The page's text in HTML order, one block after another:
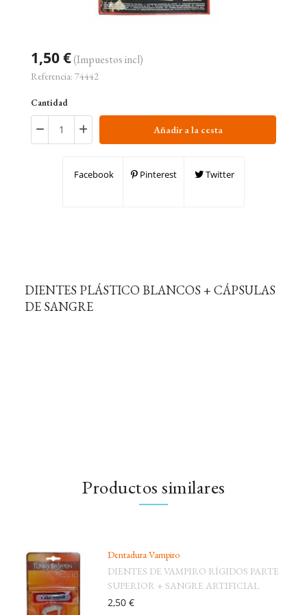
1,50 €(Impuestos incl)
Referencia: 74442
Cantidad
Añadir a la cesta
Facebook Pinterest Twitter
DIENTES PLÁSTICO BLANCOS + CÁPSULAS
DE SANGRE
Productos similares
Dentadura Vampiro
DIENTES DE VAMPIRO RÍGIDOS PARTE
SUPERIOR + SANGRE ARTIFICIAL
2,50 €